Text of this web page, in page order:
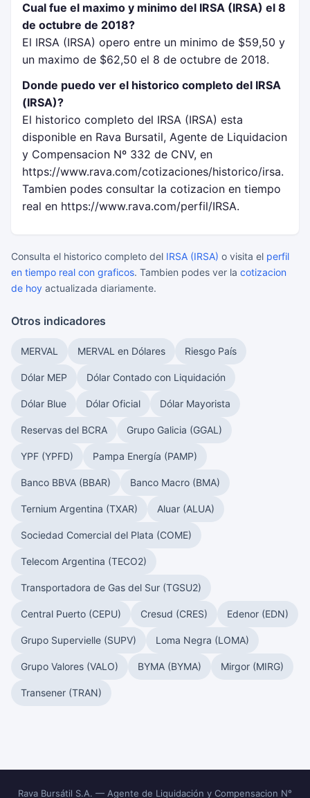
Cual fue el maximo y minimo del IRSA (IRSA) el 8
de octubre de 2018?
El IRSA (IRSA) opero entre un minimo de $59,50 y
un maximo de $62,50 el 8 de octubre de 2018.
Donde puedo ver el historico completo del IRSA
(IRSA)?
El historico completo del IRSA (IRSA) esta
disponible en Rava Bursatil, Agente de Liquidacion
y Compensacion Nº 332 de CNV, en
https://www.rava.com/cotizaciones/historico/irsa.
Tambien podes consultar la cotizacion en tiempo
real en https://www.rava.com/perfil/IRSA.
Consulta el historico completo del IRSA (IRSA) o visita el perfil
en tiempo real con graficos. Tambien podes ver la cotizacion
de hoy actualizada diariamente.
Otros indicadores
MERVAL MERVAL en Dólares Riesgo País
Dólar MEP Dólar Contado con Liquidación
Dólar Blue Dólar Oficial Dólar Mayorista
Reservas del BCRA Grupo Galicia (GGAL)
YPF (YPFD) Pampa Energía (PAMP)
Banco BBVA (BBAR) Banco Macro (BMA)
Ternium Argentina (TXAR) Aluar (ALUA)
Sociedad Comercial del Plata (COME)
Telecom Argentina (TECO2)
Transportadora de Gas del Sur (TGSU2)
Central Puerto (CEPU) Cresud (CRES) Edenor (EDN)
Grupo Supervielle (SUPV) Loma Negra (LOMA)
Grupo Valores (VALO) BYMA (BYMA) Mirgor (MIRG)
Transener (TRAN)
Rava Bursátil S.A. — Agente de Liquidación y Compensacion N°